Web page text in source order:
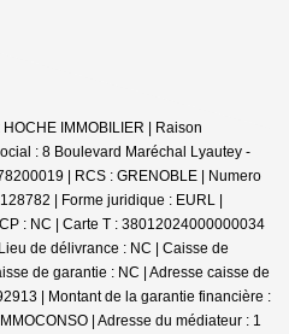
IMMOBILIER | Raison
: 8 Boulevard Maréchal Lyautey -
| RCS : GRENOBLE | Numero
| Forme juridique : EURL |
: NC | Carte T : 38012024000000034
de délivrance : NC | Caisse de
de garantie : NC | Adresse caisse de
| Montant de la garantie financière :
| Adresse du médiateur : 1